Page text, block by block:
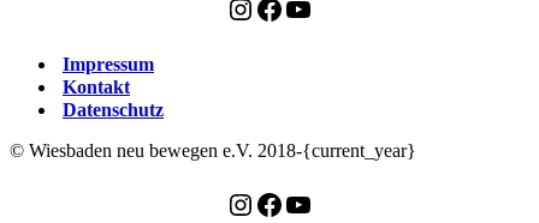
Instagram
Facebook
YouTube
Impressum
Kontakt
Datenschutz
© Wiesbaden neu bewegen e.V. 2018-{current_year}
Instagram
Facebook
YouTube